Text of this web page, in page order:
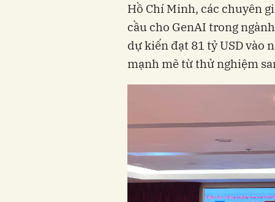
Hồ Chí Minh, các chuyên
cầu cho GenAI trong
dự kiến đạt 81 tỷ USD vào
mạnh mẽ từ thử nghiệm